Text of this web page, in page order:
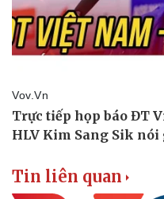
Doanh nghiệp
Thông tin doanh nghiệp
Doanh nghiệp 24h
Vì cộng đồng
Tin liên quan